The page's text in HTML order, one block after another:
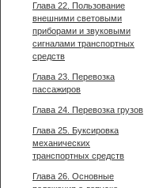
Глава 22. Пользование
внешними световыми
приборами и звуковыми
сигналами транспортных
средств
Глава 23. Перевозка
пассажиров
Глава 24. Перевозка грузов
Глава 25. Буксировка
механических
транспортных средств
Глава 26. Основные